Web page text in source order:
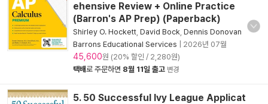
ehensive Review + Online Practice
(Barron's AP Prep) (Paperback)
Shirley O. Hockett David Bock Dennis Donovan
Barrons Educational Services
2026년 07월
45,600원 (20% 할인 / 2,280원)
택배로 주문하면 8월 11일 출고 변경
5. 50 Successful Ivy League Applicat